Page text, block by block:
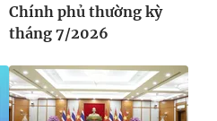
Chính phủ thường kỳ
tháng 7/2026